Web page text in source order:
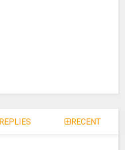
REPLIES RECENT